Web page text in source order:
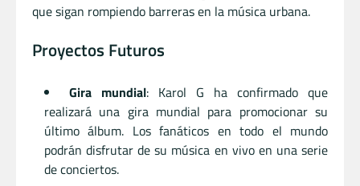
que sigan rompiendo barreras en la música urbana.
Proyectos Futuros
Gira mundial: Karol G ha confirmado que
realizará una gira mundial para promocionar su
último álbum. Los fanáticos en todo el mundo
podrán disfrutar de su música en vivo en una serie
de conciertos.